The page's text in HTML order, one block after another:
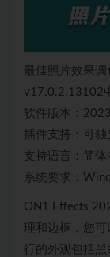
最佳照片效果
v17.0.2.13102
软件版本：
插件支持：可独
支持语言：简
系统要求：
ON1 Effects
理和边框，您
行的外观包括黑